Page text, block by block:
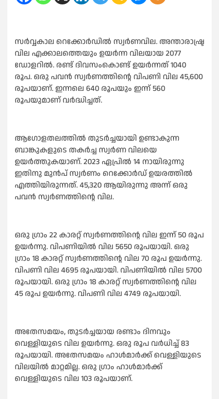
സർവ്വകാല റെക്കോർഡിൽ സ്വർണവില. അന്താരാഷ്ട്ര
വില എക്കാലത്തെയും ഉയർന്ന വിലയായ 2077
ഡോളറിൽ. രണ്ട് ദിവസംകൊണ്ട് ഉയർന്നത് 1040
രൂപ. ഒരു പവൻ സ്വർണത്തിന്റെ വിപണി വില 45,600
രൂപയാണ്. ഇന്നലെ 640 രൂപയും ഇന്ന് 560
രൂപയുമാണ് വർദ്ധിച്ചത്.
ആഗോളതലത്തിൽ തുടർച്ചയായി ഉണ്ടാകുന്ന
ബാങ്കുകളുടെ തകർച്ച സ്വർണ വിലയെ
ഉയർത്തുകയാണ്. 2023 ഏപ്രിൽ 14 നായിരുന്നു
ഇതിനു മുൻപ് സ്വർണം റെക്കോർഡ് ഉയരത്തിൽ
എത്തിയിരുന്നത്. 45,320 ആയിരുന്നു അന്ന് ഒരു
പവൻ സ്വർണത്തിന്റെ വില.
ഒരു ഗ്രാം 22 കാരറ്റ് സ്വർണത്തിന്റെ വില ഇന്ന് 50 രൂപ
ഉയർന്നു. വിപണിയിൽ വില 5650 രൂപയായി. ഒരു
ഗ്രാം 18 കാരറ്റ് സ്വർണത്തിന്റെ വില 70 രൂപ ഉയർന്നു.
വിപണി വില 4695 രൂപയായി. വിപണിയിൽ വില 5700
രൂപയായി. ഒരു ഗ്രാം 18 കാരറ്റ് സ്വർണത്തിന്റെ വില
45 രൂപ ഉയർന്നു. വിപണി വില 4749 രൂപയായി.
അതേസമയം, തുടർച്ചയായ രണ്ടാം ദിനവും
വെള്ളിയുടെ വില ഉയർന്നു. ഒരു രൂപ വർധിച്ച് 83
രൂപയായി. അതേസമയം ഹാൾമാർക്ക് വെള്ളിയുടെ
വിലയിൽ മാറ്റമില്ല. ഒരു ഗ്രാം ഹാൾമാർക്ക്
വെള്ളിയുടെ വില 103 രൂപയാണ്.